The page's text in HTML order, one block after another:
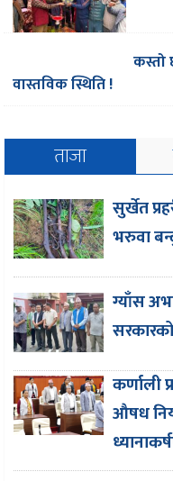
कस्तो
वास्तविक स्थिति !
ताजा
सुर्खेत
भरुवा
ग्याँस
कर्णाली
औषध